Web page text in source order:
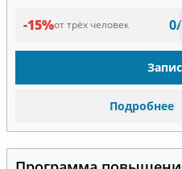
-15%от трёх человек
Подробнее